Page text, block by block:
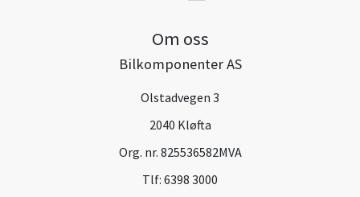
Om oss
Bilkomponenter AS
Olstadvegen 3
2040 Kløfta
Org. nr. 825536582MVA
Tlf: 6398 3000